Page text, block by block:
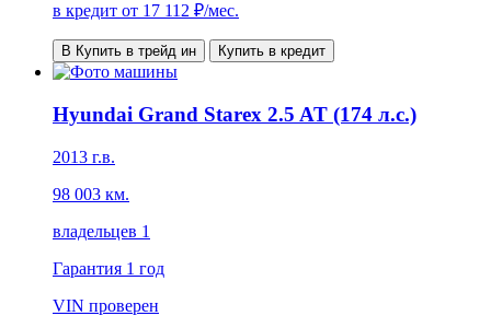
в кредит от 17 112 ₽/мес.
В Купить в трейд ин Купить в кредит
Hyundai Grand Starex 2.5 AT (174 л.с.)
2013 г.в.
98 003 км.
владельцев 1
Гарантия 1 год
VIN проверен